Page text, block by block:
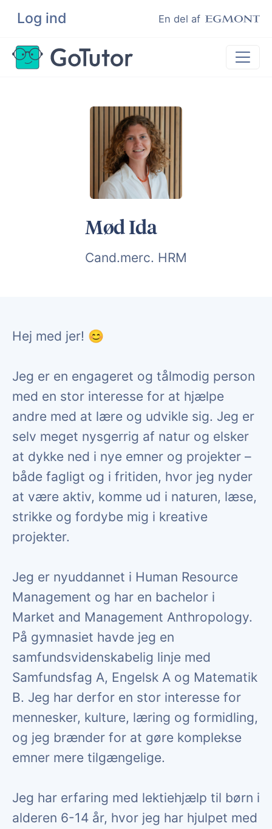
Log ind En del af
Søg
Lektiehjælp
Hjælp til ordblinde
Kundeudtalelser
Mød Ida
Cand.merc. HRM
Hej med jer! 😊
Jeg er en engageret og tålmodig person
med en stor interesse for at hjælpe
andre med at lære og udvikle sig. Jeg er
selv meget nysgerrig af natur og elsker
at dykke ned i nye emner og projekter –
både fagligt og i fritiden, hvor jeg nyder
at være aktiv, komme ud i naturen, læse,
strikke og fordybe mig i kreative
projekter.
Jeg er nyuddannet i Human Resource
Management og har en bachelor i
Market and Management Anthropology.
På gymnasiet havde jeg en
samfundsvidenskabelig linje med
Samfundsfag A, Engelsk A og Matematik
B. Jeg har derfor en stor interesse for
mennesker, kulture, læring og formidling,
og jeg brænder for at gøre komplekse
emner mere tilgængelige.
Jeg har erfaring med lektiehjælp til børn i
alderen 6-14 år, hvor jeg har hjulpet med